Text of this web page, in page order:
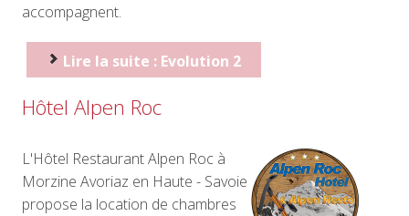
accompagnent.
Lire la suite : Evolution 2
Hôtel Alpen Roc
L'Hôtel Restaurant Alpen Roc à
Morzine Avoriaz en Haute - Savoie
propose la location de chambres